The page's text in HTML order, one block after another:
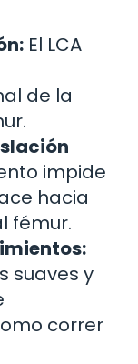
El LCA
de la
impide
hacia
fémur.
suaves y
correr